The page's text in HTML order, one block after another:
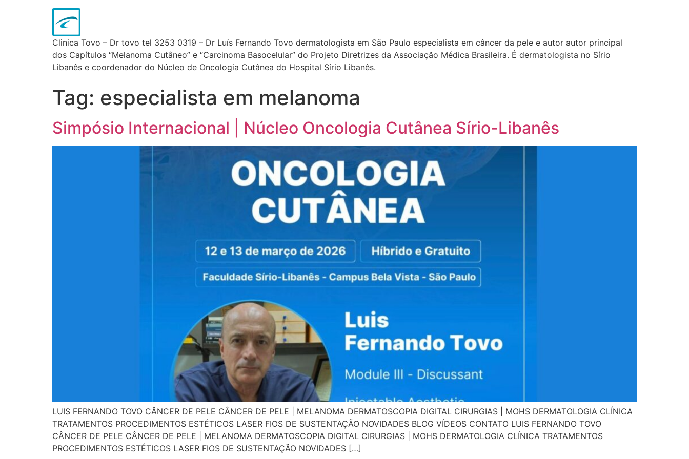
Clinica Tovo – Dr tovo tel 3253 0319 – Dr Luís Fernando Tovo dermatologista em São Paulo especialista em câncer da pele e autor autor principal
dos Capítulos “Melanoma Cutâneo” e “Carcinoma Basocelular” do Projeto Diretrizes da Associação Médica Brasileira. É dermatologista no Sírio
Libanês e coordenador do Núcleo de Oncologia Cutânea do Hospital Sírio Libanês.
Tag: especialista em melanoma
Simpósio Internacional | Núcleo Oncologia Cutânea Sírio-Libanês
LUIS FERNANDO TOVO CÂNCER DE PELE CÂNCER DE PELE | MELANOMA DERMATOSCOPIA DIGITAL CIRURGIAS | MOHS DERMATOLOGIA CLÍNICA
TRATAMENTOS PROCEDIMENTOS ESTÉTICOS LASER FIOS DE SUSTENTAÇÃO NOVIDADES BLOG VÍDEOS CONTATO LUIS FERNANDO TOVO
CÂNCER DE PELE CÂNCER DE PELE | MELANOMA DERMATOSCOPIA DIGITAL CIRURGIAS | MOHS DERMATOLOGIA CLÍNICA TRATAMENTOS
PROCEDIMENTOS ESTÉTICOS LASER FIOS DE SUSTENTAÇÃO NOVIDADES […]